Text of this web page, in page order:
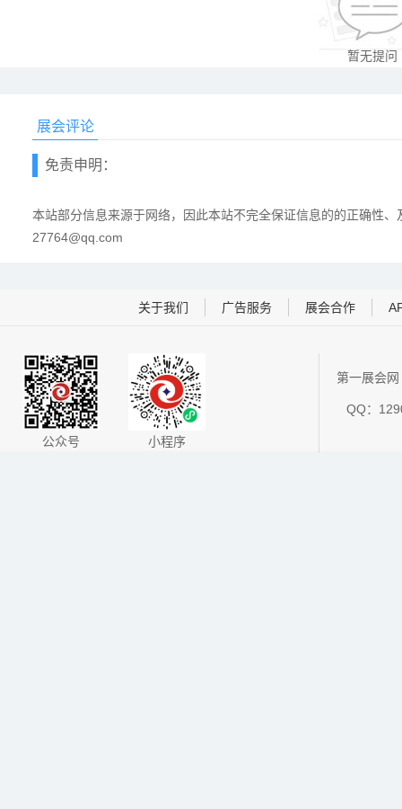
暂无提问
展会评论
免责申明：
本站部分信息来源于网络，因此本站不完全保证信息的的正确性
27764@qq.com
关于我们 广告服务 展会合作
公众号 小程序
第一展会
QQ：